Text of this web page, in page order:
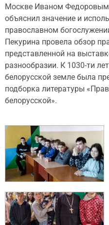
Москве Иваном Федоровым
объяснил значение и
православном
Пекурина провела обзор
представленной на
разнообразии. К 1030-ти
белорусской земле была
подборка литературы
белорусской».